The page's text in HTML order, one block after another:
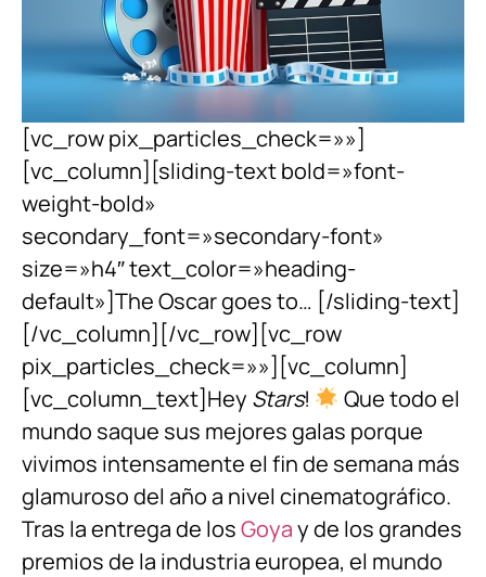
[vc_row pix_particles_check=»»]
[vc_column][sliding-text bold=»font-
weight-bold»
secondary_font=»secondary-font»
size=»h4″ text_color=»heading-
default»]The Oscar goes to… [/sliding-text]
[/vc_column][/vc_row][vc_row
pix_particles_check=»»][vc_column]
[vc_column_text]Hey Stars!
Que todo el
mundo saque sus mejores galas porque
vivimos intensamente el fin de semana más
glamuroso del año a nivel cinematográfico.
Tras la entrega de losGoyay de los grandes
premios de la industria europea, el mundo